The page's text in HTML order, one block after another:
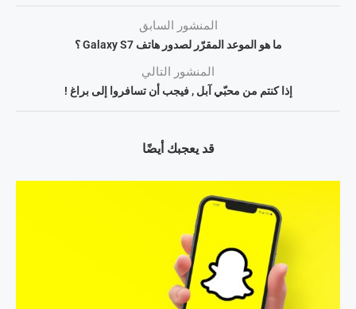
المنشور السابق
ما هو الموعد المقرّر لصدور هاتف Galaxy S7 ؟
المنشور التالي
إذا كنتم من محبّي آبل , فيجب أن تسافروا إلى براغ !
قد يعجبك أيضًا